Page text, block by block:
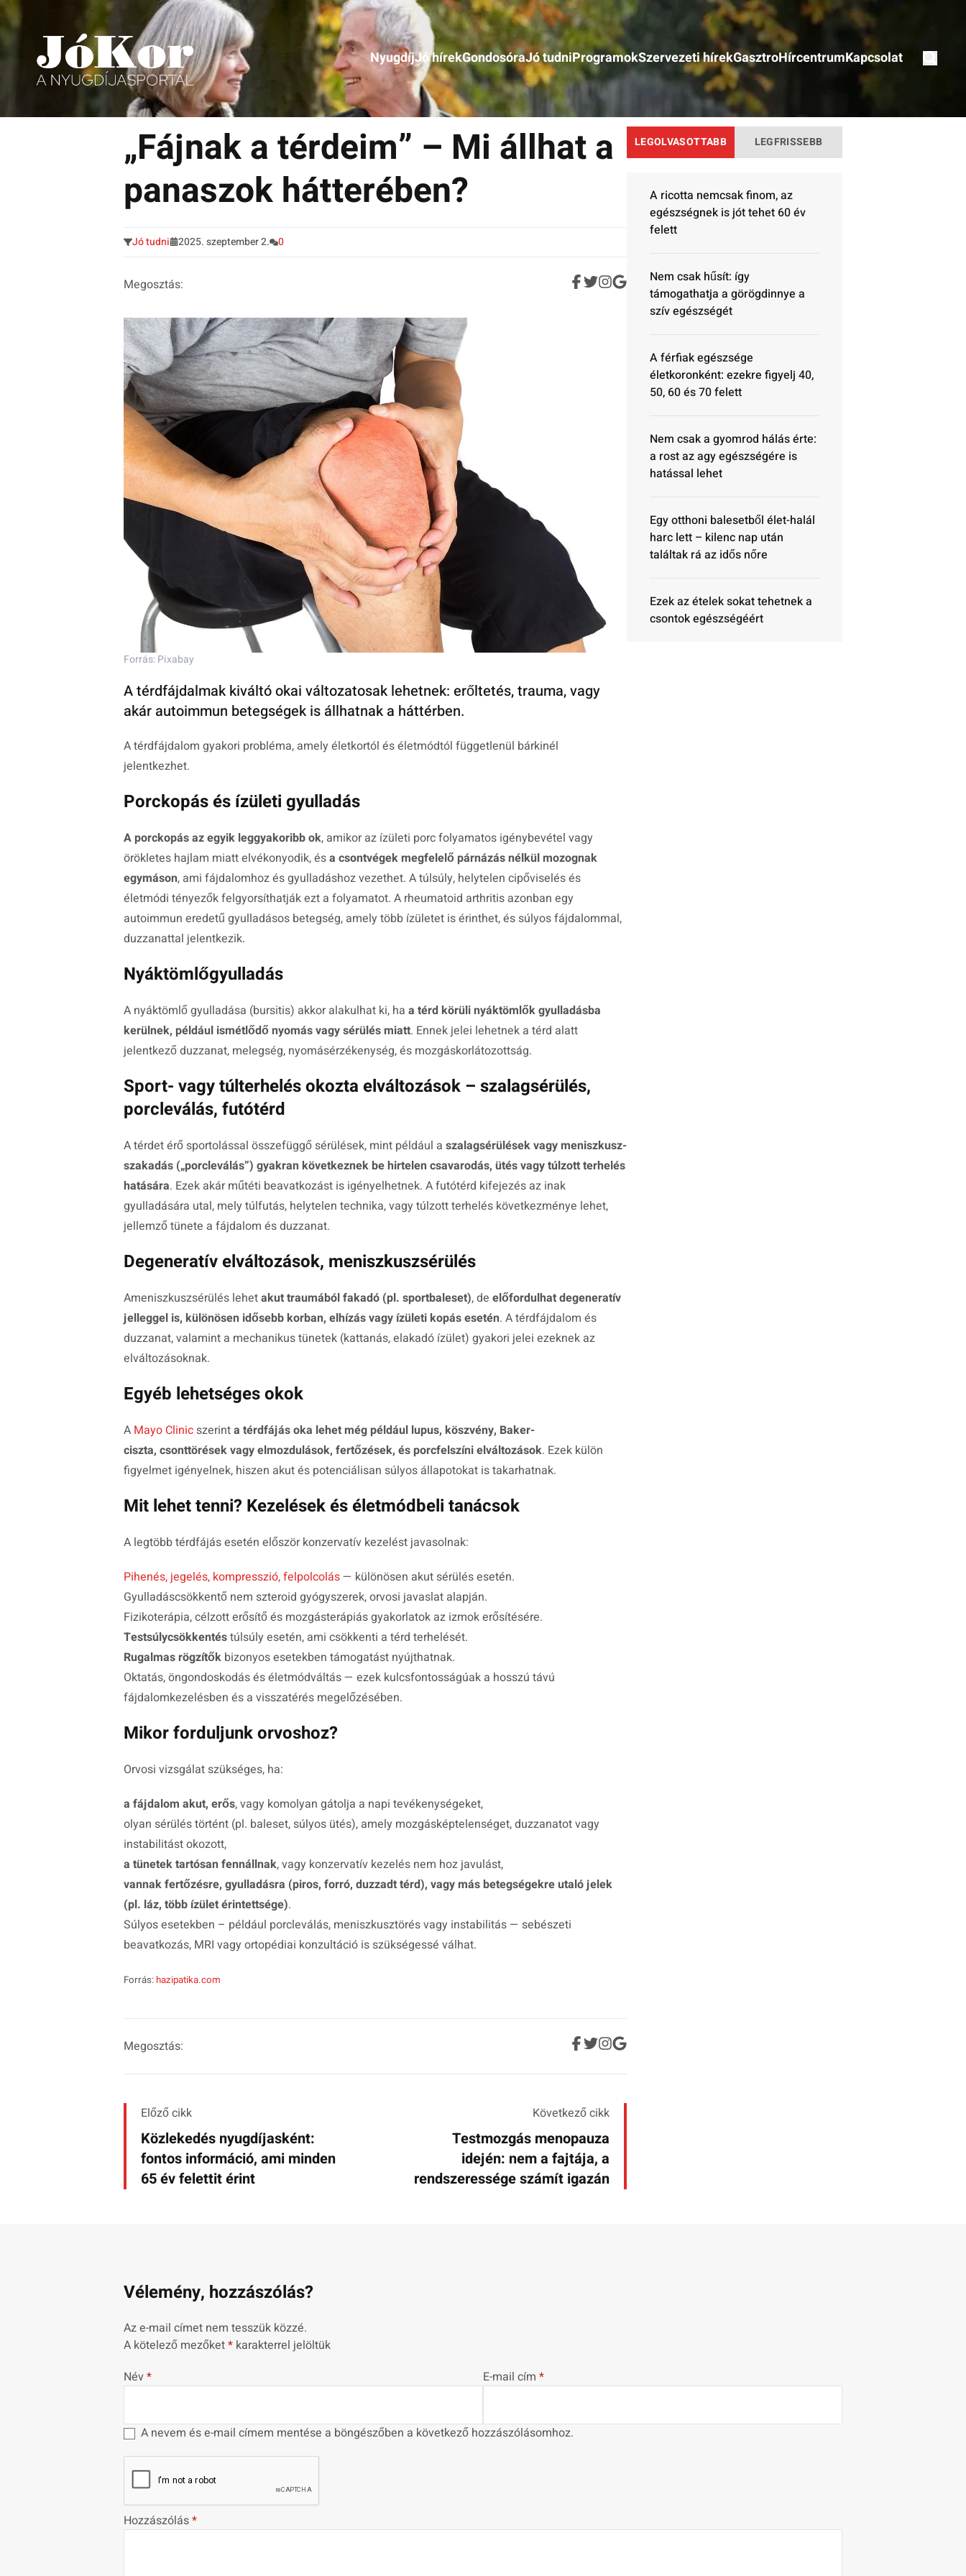
a
Tudnivalók, érdekességek idősek számára.
NyugdíjJó hírekGondosóraJó tudniProgramokSzervezeti hírekGasztroHírcentrumKapcsolat
„Fájnak a térdeim” – Mi állhat a
panaszok hátterében?
Jó tudni 2025. szeptember 2. 0
Megosztás:
Forrás: Pixabay
A térdfájdalmak kiváltó okai változatosak lehetnek: erőltetés, trauma, vagy
akár autoimmun betegségek is állhatnak a háttérben.
A térdfájdalom gyakori probléma, amely életkortól és életmódtól függetlenül bárkinél
jelentkezhet.
Porckopás és ízületi gyulladás
A porckopás az egyik leggyakoribb ok, amikor az ízületi porc folyamatos igénybevétel vagy
örökletes hajlam miatt elvékonyodik, ésa csontvégek megfelelő párnázás nélkül mozognak
egymáson, ami fájdalomhoz és gyulladáshoz vezethet. A túlsúly, helytelen cipőviselés és
életmódi tényezők felgyorsíthatják ezt a folyamatot. A rheumatoid arthritis azonban egy
autoimmun eredetű gyulladásos betegség, amely több ízületet is érinthet, és súlyos fájdalommal,
duzzanattal jelentkezik.
Nyáktömlőgyulladás
A nyáktömlő gyulladása (bursitis) akkor alakulhat ki, ha a térd körüli nyáktömlők gyulladásba
kerülnek, például ismétlődő nyomás vagy sérülés miatt. Ennek jelei lehetnek a térd alatt
jelentkező duzzanat, melegség, nyomásérzékenység, és mozgáskorlátozottság.
Sport- vagy túlterhelés okozta elváltozások – szalagsérülés,
porcleválás, futótérd
A térdet érő sportolással összefüggő sérülések, mint például a szalagsérülések vagy meniszkusz-
szakadás („porcleválás”) gyakran következnek be hirtelen csavarodás, ütés vagy túlzott terhelés
hatására. Ezek akár műtéti beavatkozást is igényelhetnek. A futótérd kifejezés az inak
gyulladására utal, mely túlfutás, helytelen technika, vagy túlzott terhelés következménye lehet,
jellemző tünete a fájdalom és duzzanat.
Degeneratív elváltozások, meniszkuszsérülés
Ameniszkuszsérülés lehetakut traumából fakadó (pl. sportbaleset), de előfordulhat degeneratív
jelleggel is, különösen idősebb korban, elhízás vagy ízületi kopás esetén. A térdfájdalom és
duzzanat, valamint a mechanikus tünetek (kattanás, elakadó ízület) gyakori jelei ezeknek az
elváltozásoknak.
Egyéb lehetséges okok
A Mayo Clinic szerinta térdfájás oka lehet még például lupus, köszvény, Baker-
ciszta, csonttörések vagy elmozdulások, fertőzések, és porcfelszíni elváltozások. Ezek külön
figyelmet igényelnek, hiszen akut és potenciálisan súlyos állapotokat is takarhatnak.
Mit lehet tenni? Kezelések és életmódbeli tanácsok
A legtöbb térdfájás esetén először konzervatív kezelést javasolnak:
Pihenés, jegelés, kompresszió, felpolcolás— különösen akut sérülés esetén.
Gyulladáscsökkentő nem szteroid gyógyszerek, orvosi javaslat alapján.
Fizikoterápia, célzott erősítő és mozgásterápiás gyakorlatok az izmok erősítésére.
Testsúlycsökkentéstúlsúly esetén, ami csökkenti a térd terhelését.
Rugalmas rögzítők bizonyos esetekben támogatást nyújthatnak.
Oktatás, öngondoskodás és életmódváltás — ezek kulcsfontosságúak a hosszú távú
fájdalomkezelésben és a visszatérés megelőzésében.
Mikor forduljunk orvoshoz?
Orvosi vizsgálat szükséges, ha:
a fájdalom akut, erős, vagy komolyan gátolja a napi tevékenységeket,
olyan sérülés történt (pl. baleset, súlyos ütés), amely mozgásképtelenséget, duzzanatot vagy
instabilitást okozott,
a tünetek tartósan fennállnak, vagy konzervatív kezelés nem hoz javulást,
vannak fertőzésre, gyulladásra (piros, forró, duzzadt térd), vagy más betegségekre utaló jelek
(pl. láz, több ízület érintettsége).
Súlyos esetekben – például porcleválás, meniszkusztörés vagy instabilitás — sebészeti
beavatkozás, MRI vagy ortopédiai konzultáció is szükségessé válhat.
Forrás: hazipatika.com
Megosztás:
Előző cikk
Közlekedés nyugdíjasként:
fontos információ, ami minden
65 év felettit érint
Következő cikk
Testmozgás menopauza
idején: nem a fajtája, a
rendszeressége számít igazán
LEGOLVASOTTABB LEGFRISSEBB
A ricotta nemcsak finom, az
egészségnek is jót tehet 60 év
felett
Nem csak hűsít: így
támogathatja a görögdinnye a
szív egészségét
A férfiak egészsége
életkoronként: ezekre figyelj 40,
50, 60 és 70 felett
Nem csak a gyomrod hálás érte:
a rost az agy egészségére is
hatással lehet
Egy otthoni balesetből élet-halál
harc lett – kilenc nap után
találtak rá az idős nőre
Ezek az ételek sokat tehetnek a
csontok egészségéért
Vélemény, hozzászólás?
Az e-mail címet nem tesszük közzé.
A kötelező mezőket* karakterrel jelöltük
Név* E-mail cím *
A nevem és e-mail címem mentése a böngészőben a következő hozzászólásomhoz.
Hozzászólás*